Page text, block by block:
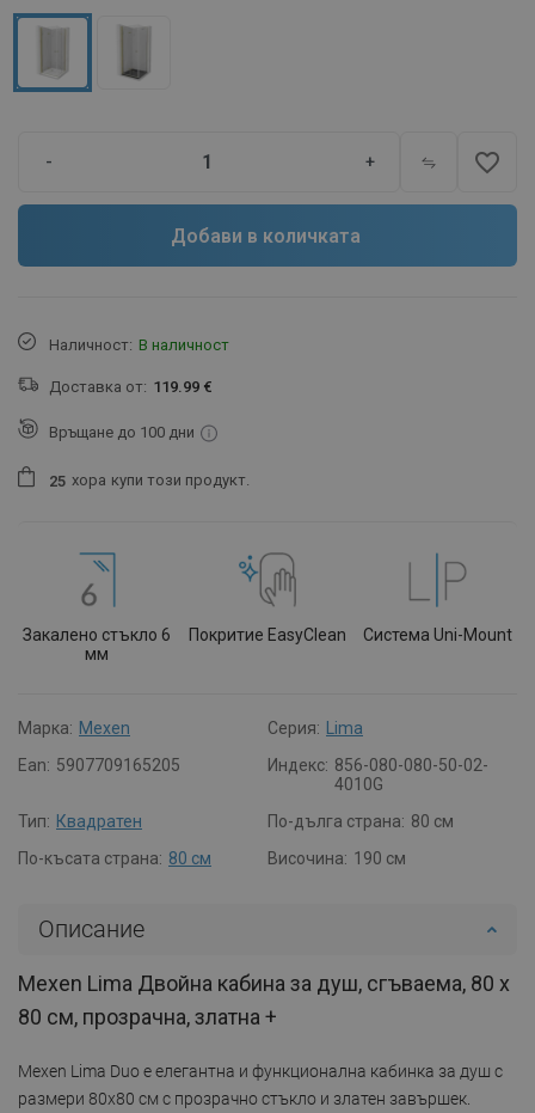
- + favorite_border
Добави в количката
Наличност: В наличност
Доставка от: 119.99 €
Връщане до 100 дни
25 хора купи този продукт.
Закалено стъкло 6
мм
Покритие EasyClean Система Uni-Mount
Марка: Mexen Серия:
Lima
Ean: 5907709165205 Индекс: 856-080-080-50-02-
4010G
Тип: Квадратен По-дълга страна: 80 см
По-късата страна: 80 см Височина: 190 см
Описание
Mexen Lima Двойна кабина за душ, сгъваема, 80 x
80 см, прозрачна, златна +
Mexen Lima Duo е елегантна и функционална кабинка за душ с
размери 80x80 см с прозрачно стъкло и златен завършек.